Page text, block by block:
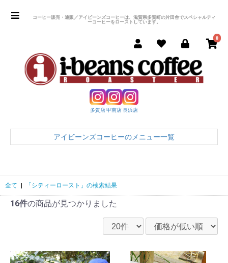
コーヒー販売・通販／アイビーンズコーヒーは、滋賀県多賀町の片田舎でスペシャルティ
ーコーヒーをローストしています。
0
多賀店甲南店長浜店
アイビーンズコーヒーのメニュー一覧
全て | 「シティーロースト」の検索結果
16件の商品が見つかりました